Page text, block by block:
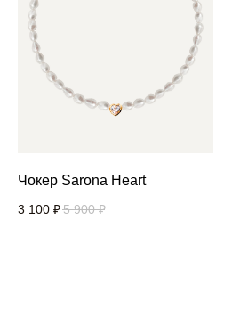
Чокер Sarona Heart
3 100 ₽5 900 ₽